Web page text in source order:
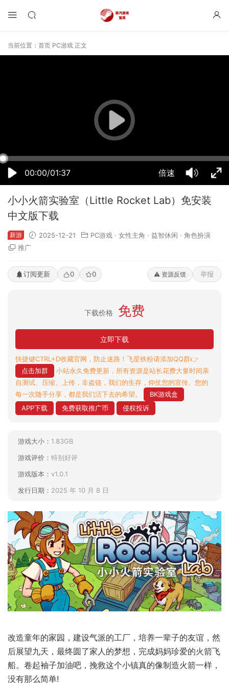
当前位置： 首页 PC游戏 正文
00:00/01:37 倍速
50% 75% 100%
小小火箭实验室（Little Rocket Lab）免安装
中文版下载
新游 2025-12-21 PC游戏 · 女性主角 · 益智休闲 · 角色扮演
推广
订阅更新 0 0 ⚠️ 资源反馈 举报
下载价格 免费
立即下载
快捷键CTRL+D收藏官网，防止迷路！飞星铁粉请添加QQ群👉
点击加群
小站永久免费更新，所有资源是站长花费大量时间亲
自测试、压缩、上传，非盗链，我们的生存，仰仗您的宣传。您的
每一次随手分享，都是我们活下去的希望。
BK游戏盒
APP下载
免费获取推广币 侵权投诉
游戏大小： 1.83GB
游戏评价： 特别好评
游戏版本： v1.0.1
发行日期： 2025 年 10 月 8 日
改造童年的家园，建设气派的工厂，培养一辈子的友谊，然
后展望九天，最终圆了家人的梦想，完成妈妈珍爱的火箭飞
船。卷起袖子加油吧，挽救这个小镇真的像制造火箭一样，
没有那么简单!